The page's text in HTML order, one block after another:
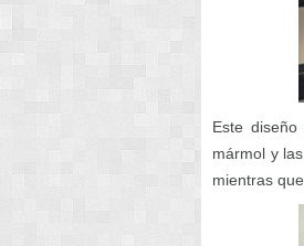
Este
mármol y
mientras